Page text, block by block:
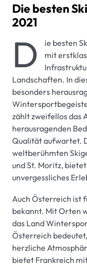
Die besten
2021
D
ie besten
mit
Landschaften. In
besonders
zählt zweifellos das
herausragenden
Qualität aufwartet.
weltberühmten
und St. Moritz,
unvergessliches
Auch Österreich ist
bekannt. Mit Orten
das Land
Österreich
herzliche
bietet Frankreich